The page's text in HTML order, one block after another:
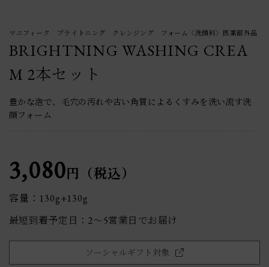
マニフィーク ブライトニング クレンジング フォーム〈洗顔料〉医薬部外品
BRIGHTNING WASHING CREA
M 2本セット
豊かな泡で、毛穴の汚れや古い角質によるくすみを洗い流す洗
顔フォーム
3,080円（税込）
容量：130g+130g
最短到着予定日：2〜5営業日でお届け
ソーシャルギフト対象